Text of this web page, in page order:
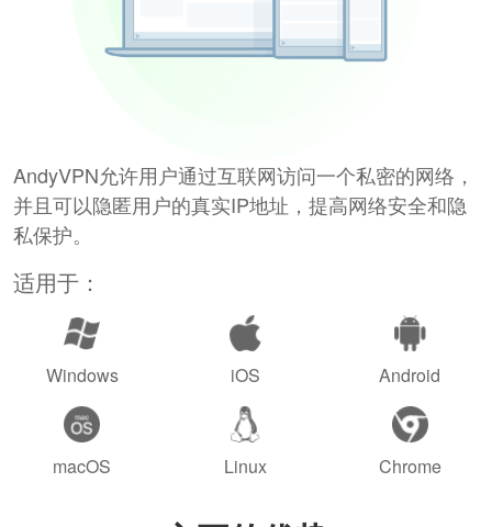
AndyVPN允许用户通过互联网访问一个私密的网络，
并且可以隐匿用户的真实IP地址，提高网络安全和隐
私保护。
适用于：
Windows iOS Android
macOS Linux Chrome